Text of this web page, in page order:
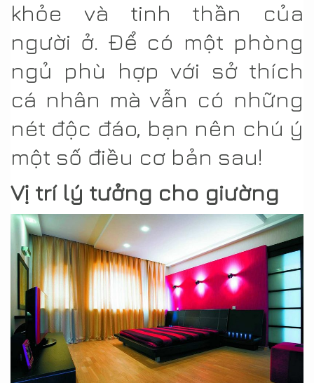
khỏe và tinh thần của
người ở. Để có một phòng
ngủ phù hợp với sở thích
cá nhân mà vẫn có những
nét độc đáo, bạn nên chú ý
một số điều cơ bản sau!
Vị trí lý tưởng cho giường